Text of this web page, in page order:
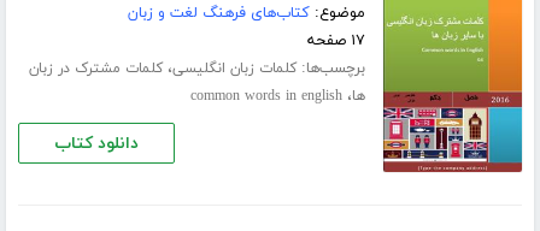
موضوع:کتاب‌های فرهنگ لغت و زبان
۱۷ صفحه
برچسب‌ها:کلمات زبان انگلیسی،کلمات مشترک در زبان
ها،common words in english
دانلود کتاب